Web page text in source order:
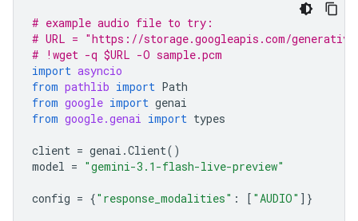
# example audio file to try:
# URL = "https://storage.googleapis.com/
# !wget -q $URL -O sample.pcm
import asyncio
from pathlib import Path
from google import genai
from google.genai import types
client = genai .Client()
model = "gemini-3.1-flash-live-preview"
config = {"response_modalities" : [ "AUDIO" ]}